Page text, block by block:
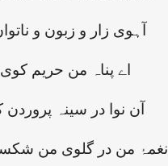
آہوی زار و زبون و
اے پناہ من حریم
آن نوا در سینہ
نغمۂ من در گلوی من